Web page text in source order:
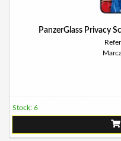
PanzerGlass Privacy
Stock: 6